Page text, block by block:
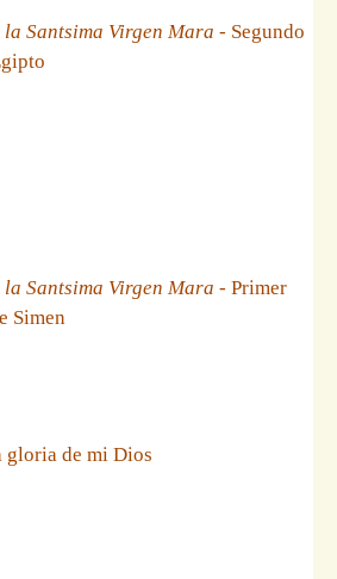
Santsima Virgen Mara - Segundo
Santsima Virgen Mara - Primer
Simen
gloria de mi Dios